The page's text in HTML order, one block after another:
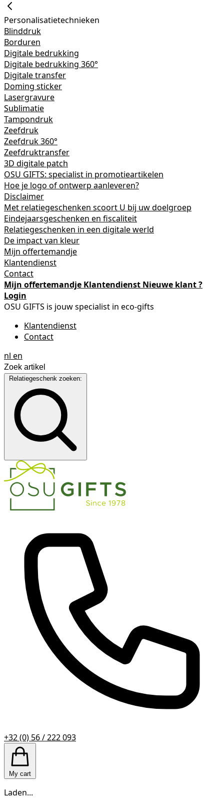
Personalisatietechnieken
Blinddruk
Borduren
Digitale bedrukking
Digitale bedrukking 360°
Digitale transfer
Doming sticker
Lasergravure
Sublimatie
Tampondruk
Zeefdruk
Zeefdruk 360°
Zeefdruktransfer
3D digitale patch
OSU GIFTS: specialist in promotieartikelen
Hoe je logo of ontwerp aanleveren?
Disclaimer
Met relatiegeschenken scoort U bij uw doelgroep
Eindejaarsgeschenken en fiscaliteit
Relatiegeschenken in een digitale werld
De impact van kleur
Mijn offertemandje
Klantendienst
Contact
Mijn offertemandje Klantendienst Nieuwe klant ?
Login
OSU GIFTS is jouw specialist in eco-gifts
Klantendienst
Contact
nl en
Relatiegeschenk zoeken:
+32 (0) 56 / 222 093
My cart
Laden...